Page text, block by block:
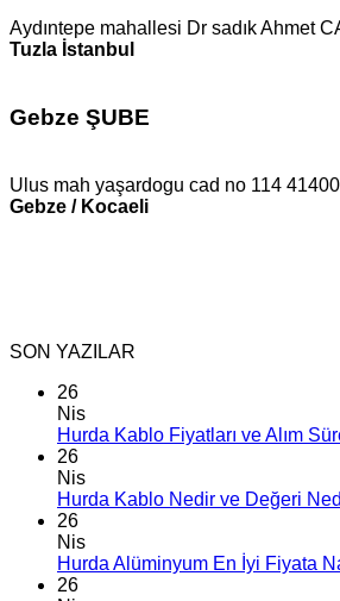
Aydıntepe mahallesi Dr sadık Ahmet
Tuzla İstanbul
Gebze ŞUBE
Ulus mah yaşardogu cad no 114
Gebze / Kocaeli
SON YAZILAR
26
Nis
Hurda Kablo Fiyatları ve Alım
26
Nis
Hurda Kablo Nedir ve Değeri
26
Nis
Hurda Alüminyum En İyi Fiyata
26